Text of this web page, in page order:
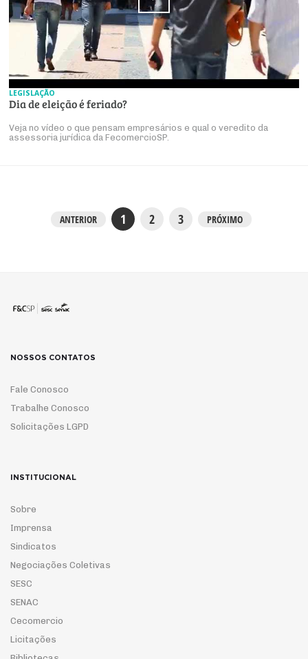
LEGISLAÇÃO
Dia de eleição é feriado?
Veja no vídeo o que pensam empresários e qual o veredito da
assessoria jurídica da FecomercioSP.
ANTERIOR 1 2 3 PRÓXIMO
NOSSOS CONTATOS
Fale Conosco
Trabalhe Conosco
Solicitações LGPD
INSTITUCIONAL
Sobre
Imprensa
Sindicatos
Negociações Coletivas
SESC
SENAC
Cecomercio
Licitações